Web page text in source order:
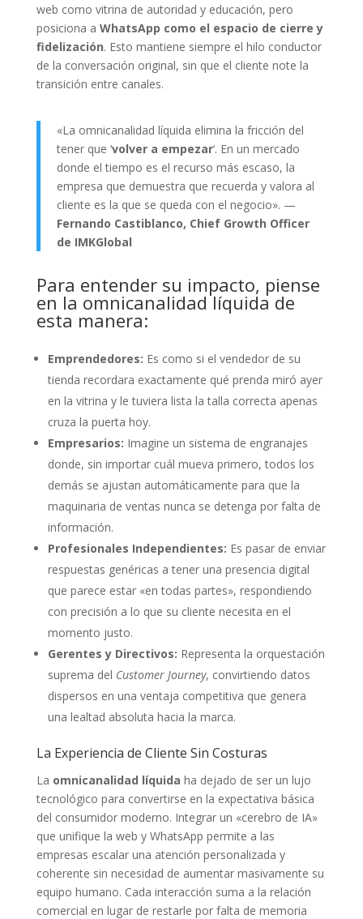
web como vitrina de autoridad y educación, pero
posiciona a WhatsApp como el espacio de cierre y
fidelización. Esto mantiene siempre el hilo conductor
de la conversación original, sin que el cliente note la
transición entre canales.
«La omnicanalidad líquida elimina la fricción del
tener que ‘volver a empezar‘. En un mercado
donde el tiempo es el recurso más escaso, la
empresa que demuestra que recuerda y valora al
cliente es la que se queda con el negocio». —
Fernando Castiblanco, Chief Growth Officer
de IMKGlobal
Para entender su impacto, piense
en la omnicanalidad líquida de
esta manera:
Emprendedores: Es como si el vendedor de su
tienda recordara exactamente qué prenda miró ayer
en la vitrina y le tuviera lista la talla correcta apenas
cruza la puerta hoy.
Empresarios: Imagine un sistema de engranajes
donde, sin importar cuál mueva primero, todos los
demás se ajustan automáticamente para que la
maquinaria de ventas nunca se detenga por falta de
información.
Profesionales Independientes: Es pasar de enviar
respuestas genéricas a tener una presencia digital
que parece estar «en todas partes», respondiendo
con precisión a lo que su cliente necesita en el
momento justo.
Gerentes y Directivos: Representa la orquestación
suprema del Customer Journey, convirtiendo datos
dispersos en una ventaja competitiva que genera
una lealtad absoluta hacia la marca.
La Experiencia de Cliente Sin Costuras
La omnicanalidad líquida ha dejado de ser un lujo
tecnológico para convertirse en la expectativa básica
del consumidor moderno. Integrar un «cerebro de IA»
que unifique la web y WhatsApp permite a las
empresas escalar una atención personalizada y
coherente sin necesidad de aumentar masivamente su
equipo humano. Cada interacción suma a la relación
comercial en lugar de restarle por falta de memoria